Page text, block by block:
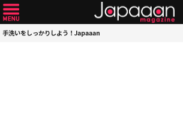
手洗いをしっかりしよう！Japaaan